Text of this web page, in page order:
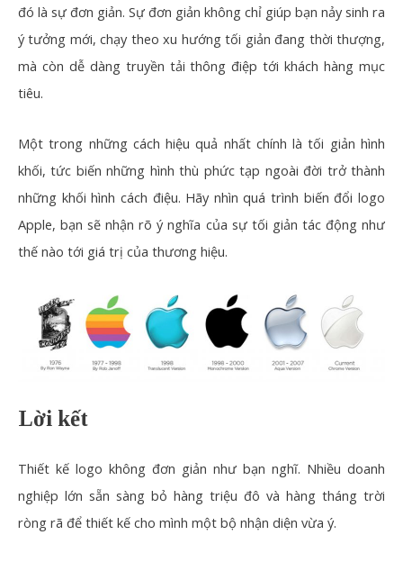
đó là sự đơn giản. Sự đơn giản không chỉ giúp bạn nảy sinh ra
ý tưởng mới, chạy theo xu hướng tối giản đang thời thượng,
mà còn dễ dàng truyền tải thông điệp tới khách hàng mục
tiêu.
Một trong những cách hiệu quả nhất chính là tối giản hình
khối, tức biến những hình thù phức tạp ngoài đời trở thành
những khối hình cách điệu. Hãy nhìn quá trình biến đổi logo
Apple, bạn sẽ nhận rõ ý nghĩa của sự tối giản tác động như
thế nào tới giá trị của thương hiệu.
Lời kết
Thiết kế logo không đơn giản như bạn nghĩ. Nhiều doanh
nghiệp lớn sẵn sàng bỏ hàng triệu đô và hàng tháng trời
ròng rã để thiết kế cho mình một bộ nhận diện vừa ý.